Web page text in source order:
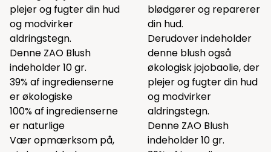
plejer og fugter din hud
og modvirker
aldringstegn.
Denne ZAO Blush
indeholder 10 gr.
39% af ingredienserne
er økologiske
100% af ingredienserne
er naturlige
Vær opmærksom på,
blødgører og reparerer
din hud.
Derudover indeholder
denne blush også
økologisk jojobaolie, der
plejer og fugter din hud
og modvirker
aldringstegn.
Denne ZAO Blush
indeholder 10 gr.